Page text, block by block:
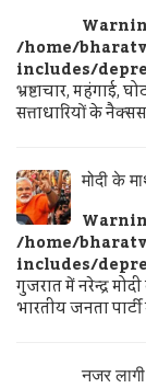
/home/
includes/
भ्रष्टाचार, महंगाई,
सत्ताधारियों के
मोदी के
/home/
includes/
गुजरात में नरेन्द्र
भारतीय जनता पार्टी
नजर